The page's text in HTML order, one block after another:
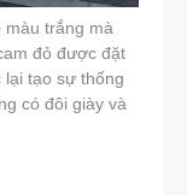
màu trắng mà
đỏ được đặt
tạo sự thống
có đôi giày và